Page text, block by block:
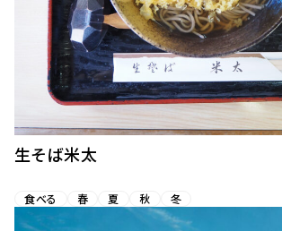
生そば米太
食べる 春 夏 秋 冬